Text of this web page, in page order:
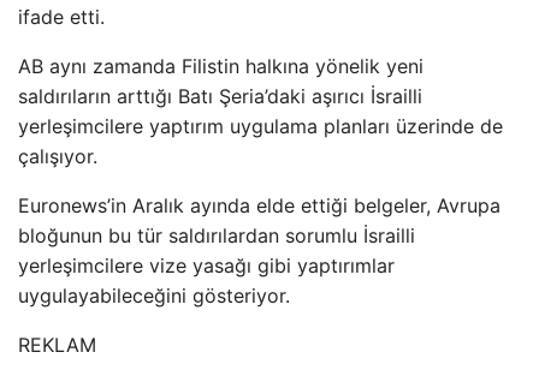
ifade etti.
AB aynı zamanda Filistin halkına yönelik yeni
saldırıların arttığı Batı Şeria’daki aşırıcı İsrailli
yerleşimcilere yaptırım uygulama planları üzerinde de
çalışıyor.
Euronews’in Aralık ayında elde ettiği belgeler, Avrupa
bloğunun bu tür saldırılardan sorumlu İsrailli
yerleşimcilere vize yasağı gibi yaptırımlar
uygulayabileceğini gösteriyor.
REKLAM